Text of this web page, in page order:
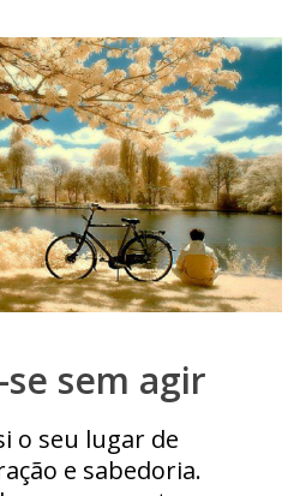
sem agir
o seu lugar de
e sabedoria.